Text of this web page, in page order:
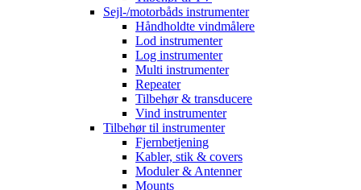
Sejl-/motorbåds instrumenter
Håndholdte vindmålere
Lod instrumenter
Log instrumenter
Multi instrumenter
Repeater
Tilbehør & transducere
Vind instrumenter
Tilbehør til instrumenter
Fjernbetjening
Kabler, stik & covers
Moduler & Antenner
Mounts